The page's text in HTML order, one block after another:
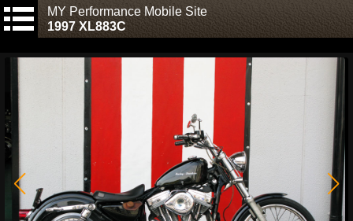
MY Performance Mobile Site
1997 XL883C